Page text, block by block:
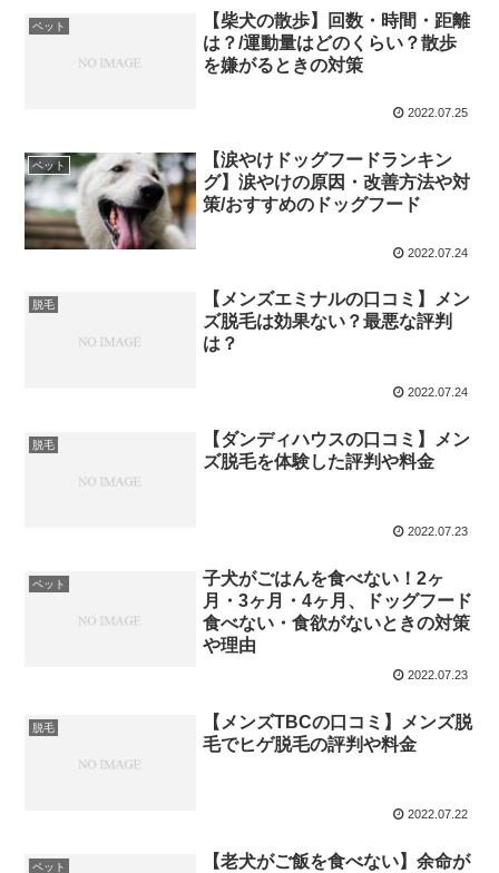
ペット
【柴犬の散歩】回数・時間・距離
は？/運動量はどのくらい？散歩
を嫌がるときの対策
2022.07.25
ペット
【涙やけドッグフードランキン
グ】涙やけの原因・改善方法や対
策/おすすめのドッグフード
2022.07.24
脱毛
【メンズエミナルの口コミ】メン
ズ脱毛は効果ない？最悪な評判
は？
2022.07.24
脱毛
【ダンディハウスの口コミ】メン
ズ脱毛を体験した評判や料金
2022.07.23
ペット
子犬がごはんを食べない！2ヶ
月・3ヶ月・4ヶ月、ドッグフード
食べない・食欲がないときの対策
や理由
2022.07.23
脱毛
【メンズTBCの口コミ】メンズ脱
毛でヒゲ脱毛の評判や料金
2022.07.22
ペット 【老犬がご飯を食べない】余命が